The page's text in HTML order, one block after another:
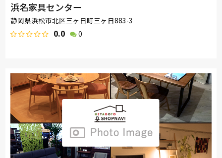
浜名家具センター
静岡県浜松市北区三ヶ日町三ヶ日883-3
0.0 0